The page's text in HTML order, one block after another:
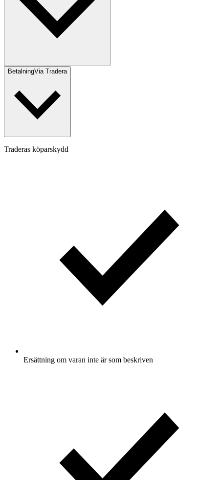
BetalningVia Tradera
Traderas köparskydd
Ersättning om varan inte är som beskriven